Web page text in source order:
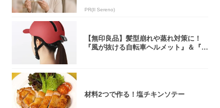
PR(Il Sereno)
【無印良品】髪型崩れや蒸れ対策に！
『風が抜ける自転車ヘルメット』＆『2
材料2つで作る！塩チキンソテー